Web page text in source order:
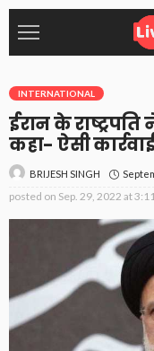
INTERNATIONAL
ईरान के
कहा- ऐसी
BRIJESH SINGH
posted on Sep. 29, 2022 at